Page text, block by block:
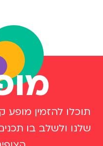
תוכלו להזמין מופע
שלנו ולשלב בו